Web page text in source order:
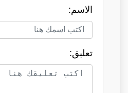
الاسم:
تعلبق: